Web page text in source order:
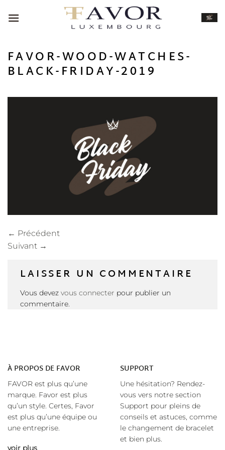
au
FAVOR-WOOD-WATCHES-
BLACK-FRIDAY-2019
← Précédent
Suivant →
LAISSER UN COMMENTAIRE
Vous devez vous connecter pour publier un
commentaire.
À PROPOS DE FAVOR
FAVOR est plus qu’une
marque. Favor est plus
qu’un style. Certes, Favor
est plus qu’une équipe ou
une entreprise.
voir plus
SUPPORT
Une hésitation? Rendez-
vous vers notre section
Support pour pleins de
conseils et astuces, comme
le changement de bracelet
et bien plus.